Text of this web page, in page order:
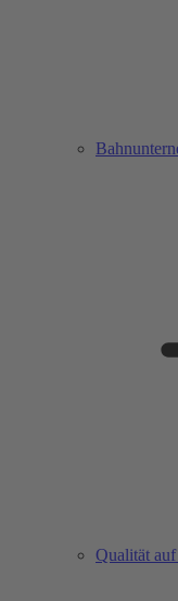
Qualität